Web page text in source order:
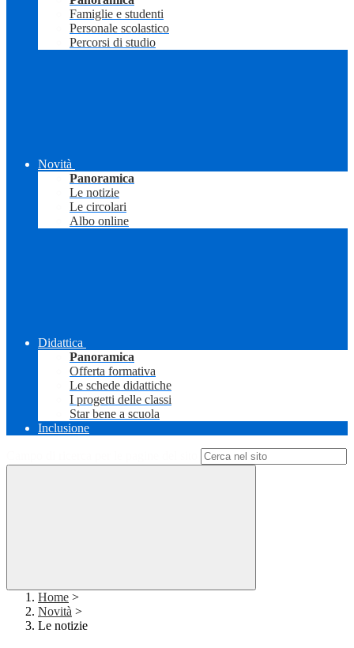
Famiglie e studenti
Personale scolastico
Percorsi di studio
Novità
Panoramica
Le notizie
Le circolari
Albo online
Didattica
Panoramica
Offerta formativa
Le schede didattiche
I progetti delle classi
Star bene a scuola
Inclusione
Home >
Novità >
Le notizie